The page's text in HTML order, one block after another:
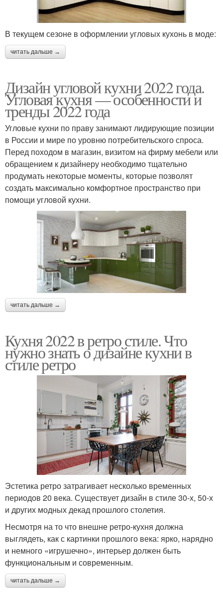
В текущем сезоне в оформлении угловых кухонь в моде:
читать дальше →
Дизайн угловой кухни 2022 года.
Угловая кухня — особенности и
тренды 2022 года
Угловые кухни по праву занимают лидирующие позиции
в России и мире по уровню потребительского спроса.
Перед походом в магазин, визитом на фирму мебели или
обращением к дизайнеру необходимо тщательно
продумать некоторые моменты, которые позволят
создать максимально комфортное пространство при
помощи угловой кухни.
читать дальше →
Кухня 2022 в ретро стиле. Что
нужно знать о дизайне кухни в
стиле ретро
Эстетика ретро затрагивает несколько временных
периодов 20 века. Существует дизайн в стиле 30-х, 50-х
и других модных декад прошлого столетия.
Несмотря на то что внешне ретро-кухня должна
выглядеть, как с картинки прошлого века: ярко, нарядно
и немного «игрушечно», интерьер должен быть
функциональным и современным.
читать дальше →